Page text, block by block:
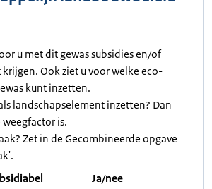
u met dit gewas subsidies en/of
Ook ziet u voor welke eco-
kunt inzetten.
landschapselement inzetten? Dan
is.
Zet in de Gecombineerde opgave
Ja/nee